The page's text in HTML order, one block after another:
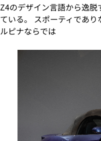
Z4のデザイン言語から逸
ている。 スポーティであ
ルピナならでは